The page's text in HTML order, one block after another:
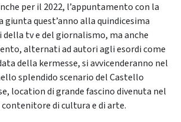
per il 2022, l’appuntamento con la
quest’anno alla quindicesima
tv e del giornalismo, ma anche
alternati ad autori agli esordi come
della kermesse, si avvicenderanno nel
splendido scenario del Castello
location di grande fascino divenuta nel
di cultura e di arte.